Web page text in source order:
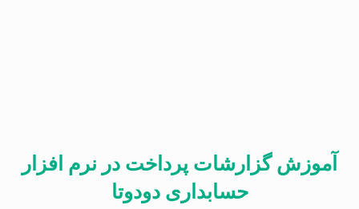
آموزش گزارشات پرداخت در نرم افزار
حسابداری دودوتا